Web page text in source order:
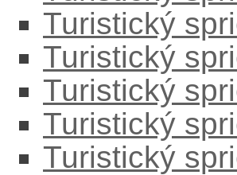
Turistický
Turistický
Turistický
Turistický
Turistický